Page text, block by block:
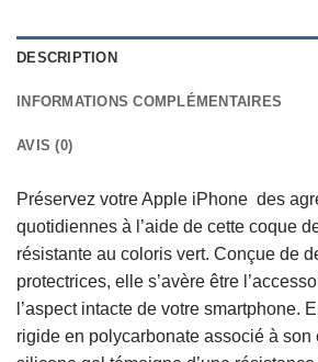
DESCRIPTION
INFORMATIONS COMPLÉMENTAIRES
AVIS (0)
Préservez votre Apple iPhone des
quotidiennes à l’aide de cette coque
résistante au coloris vert. Conçue de
protectrices, elle s’avère être
l’aspect intacte de votre smartphone.
rigide en polycarbonate associé à son